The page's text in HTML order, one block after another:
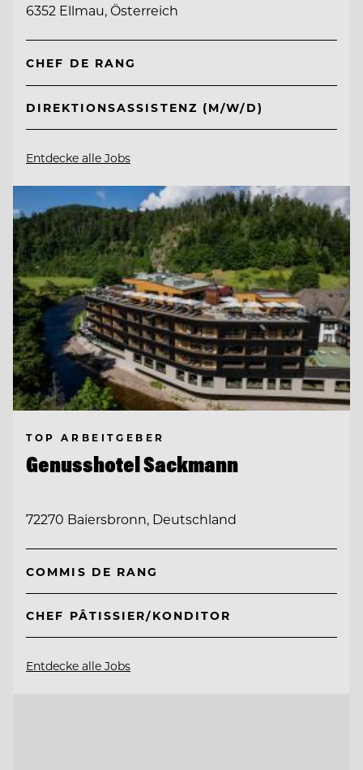
6352 Ellmau, Österreich
CHEF DE RANG
DIREKTIONSASSISTENZ (M/W/D)
Entdecke alle Jobs
TOP ARBEITGEBER
Genusshotel Sackmann
72270 Baiersbronn, Deutschland
COMMIS DE RANG
CHEF PÂTISSIER/KONDITOR
Entdecke alle Jobs